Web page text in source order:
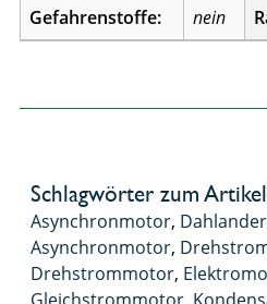
Gefahrenstoffe:
nein
Schlagwörter zum
Asynchronmotor,
Asynchronmotor,
Drehstrommotor,